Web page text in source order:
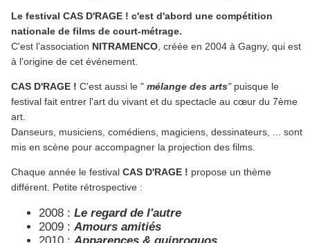
Le festival CAS D'RAGE ! c'est d'abord une compétition
nationale de films de court-métrage.
C'est l’association NITRAMENCO , créée en 2004 à Gagny, qui est
à l'origine de cet événement.
CAS D'RAGE !C'est aussi le " mélange desarts"puisque le
festival fait entrer l'art du vivant et du spectacle au cœur du 7ème
art.
Danseurs, musiciens, comédiens, magiciens, dessinateurs, ... sont
mis en scène pour accompagner la projection des films.
Chaque année le festivalCAS D'RAGE ! propose un thème
différent. Petite rétrospective :
2008 :Le regard de l'autre
2009 :Amours amitiés